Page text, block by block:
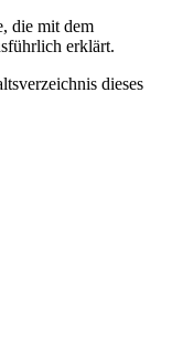
die mit dem
erklärt.
dieses